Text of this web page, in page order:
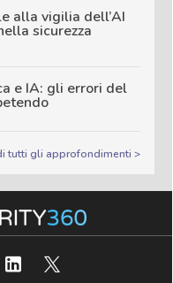
alla vigilia dell’AI
sicurezza
e IA: gli errori del
tutti gli approfondimenti >